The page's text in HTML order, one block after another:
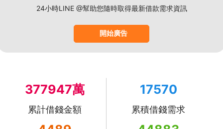
24小時LINE @幫助您隨時取得最新借款需求資訊
開始廣告
377947萬
累計借錢金額
17570
累積借錢需求